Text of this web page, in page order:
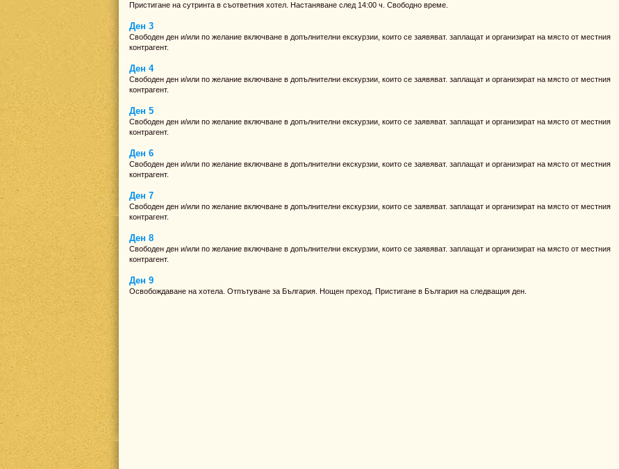
Пристигане на сутринта в съответния хотел. Настаняване след 14:00 ч. Свободно време.
Ден 3
Свободен ден и/или по желание включване в допълнителни екскурзии, които се заявяват. заплащат и организират на място от местния
контрагент.
Ден 4
Свободен ден и/или по желание включване в допълнителни екскурзии, които се заявяват. заплащат и организират на място от местния
контрагент.
Ден 5
Свободен ден и/или по желание включване в допълнителни екскурзии, които се заявяват. заплащат и организират на място от местния
контрагент.
Ден 6
Свободен ден и/или по желание включване в допълнителни екскурзии, които се заявяват. заплащат и организират на място от местния
контрагент.
Ден 7
Свободен ден и/или по желание включване в допълнителни екскурзии, които се заявяват. заплащат и организират на място от местния
контрагент.
Ден 8
Свободен ден и/или по желание включване в допълнителни екскурзии, които се заявяват. заплащат и организират на място от местния
контрагент.
Ден 9
Освобождаване на хотела. Отпътуване за България. Нощен преход. Пристигане в България на следващия ден.